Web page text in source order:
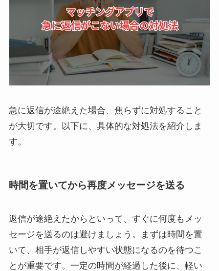
急に返信が途絶えた場合、焦らずに対処すること
が大切です。以下に、具体的な対処法を紹介しま
す。
時間を置いてから再度メッセージを送る
返信が途絶えたからといって、すぐに何度もメッ
セージを送るのは避けましょう。まずは時間を置
いて、相手が返信しやすい状態になるのを待つこ
とが重要です。一定の時間が経過した後に、軽い